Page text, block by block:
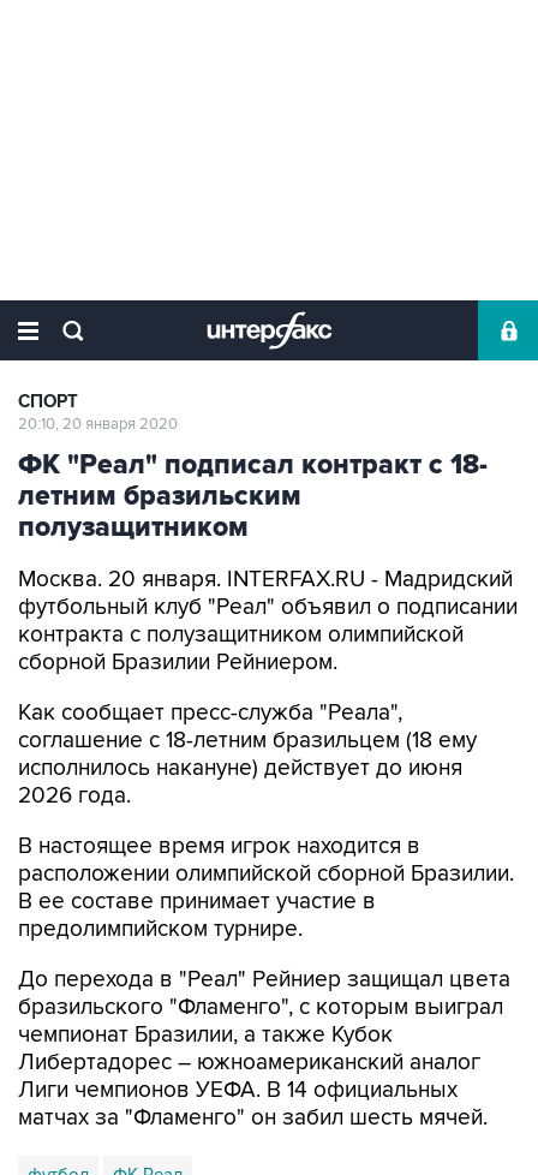
СПОРТ
20:10, 20 января 2020
ФК "Реал" подписал контракт с 18-
летним бразильским
полузащитником
Москва. 20 января. INTERFAX.RU - Мадридский
футбольный клуб "Реал" объявил о подписании
контракта с полузащитником олимпийской
сборной Бразилии Рейниером.
Как сообщает пресс-служба "Реала",
соглашение с 18-летним бразильцем (18 ему
исполнилось накануне) действует до июня
2026 года.
В настоящее время игрок находится в
расположении олимпийской сборной Бразилии.
В ее составе принимает участие в
предолимпийском турнире.
До перехода в "Реал" Рейниер защищал цвета
бразильского "Фламенго", с которым выиграл
чемпионат Бразилии, а также Кубок
Либертадорес – южноамериканский аналог
Лиги чемпионов УЕФА. В 14 официальных
матчах за "Фламенго" он забил шесть мячей.